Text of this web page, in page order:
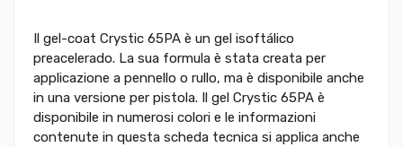
Il gel-coat Crystic 65PA è un gel isoftálico
preacelerado. La sua formula è stata creata per
applicazione a pennello o rullo, ma è disponibile anche
in una versione per pistola. Il gel Crystic 65PA è
disponibile in numerosi colori e le informazioni
contenute in questa scheda tecnica si applica anche